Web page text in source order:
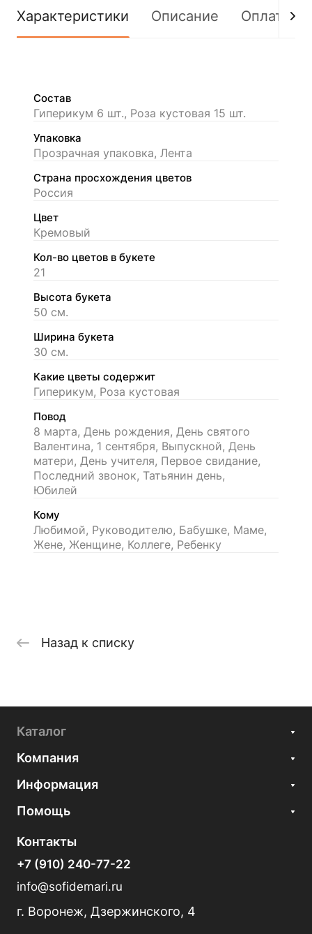
Характеристики Описание Оплата
Состав
Гиперикум 6 шт., Роза кустовая 15 шт.
Упаковка
Прозрачная упаковка, Лента
Страна просхождения цветов
Россия
Цвет
Кремовый
Кол-во цветов в букете
21
Высота букета
50 см.
Ширина букета
30 см.
Какие цветы содержит
Гиперикум, Роза кустовая
Повод
8 марта, День рождения, День святого
Валентина, 1 сентября, Выпускной, День
матери, День учителя, Первое свидание,
Последний звонок, Татьянин день,
Юбилей
Кому
Любимой, Руководителю, Бабушке, Маме,
Жене, Женщине, Коллеге, Ребенку
Назад к списку
Каталог
Компания
Информация
Помощь
Контакты
+7 (910) 240-77-22
info@sofidemari.ru
г. Воронеж, Дзержинского, 4